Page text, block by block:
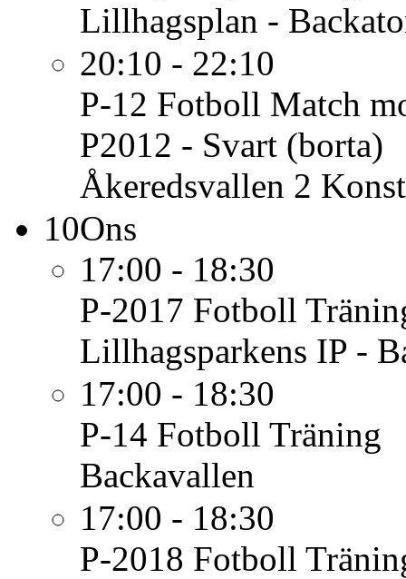
Lillhagsplan -
20:10 - 22:10
P-12 Fotboll Match
P2012 - Svart (borta)
Åkeredsvallen 2
10Ons
17:00 - 18:30
P-2017 Fotboll
Lillhagsparkens IP -
17:00 - 18:30
P-14 Fotboll Träning
Backavallen
17:00 - 18:30
P-2018 Fotboll